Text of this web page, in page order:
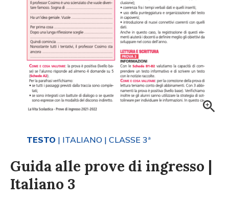
TESTO | ITALIANO | CLASSE 3ª
Guida alle prove di ingresso |
Italiano 3